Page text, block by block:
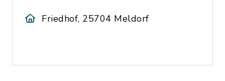
Friedhof, 25704 Meldorf